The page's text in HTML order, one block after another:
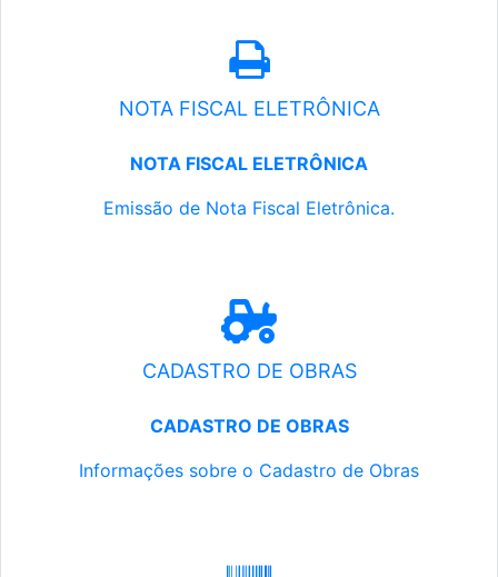
NOTA FISCAL ELETRÔNICA
NOTA FISCAL ELETRÔNICA
Emissão de Nota Fiscal Eletrônica.
CADASTRO DE OBRAS
CADASTRO DE OBRAS
Informações sobre o Cadastro de Obras